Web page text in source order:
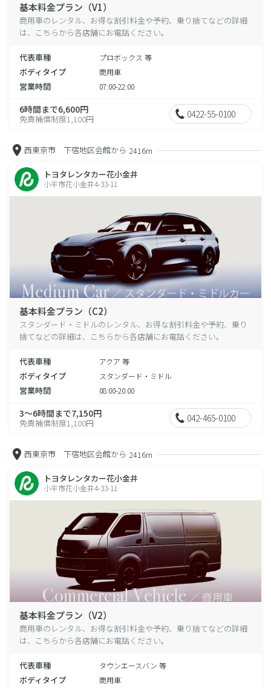
基本料金プラン（V1）
商用車のレンタル、お得な割引料金や予約、乗り捨てなどの詳細
は、こちらから各店舗にお電話ください。
代表車種 プロボックス 等
ボディタイプ 商用車
営業時間 07:00-22:00
6時間まで6,600円
免責補償制度1,100円 0422-55-0100
西東京市 下宿地区会館から 2416m
トヨタレンタカー花小金井
小平市花小金井4-33-11
基本料金プラン（C2）
スタンダード・ミドルのレンタル、お得な割引料金や予約、乗り
捨てなどの詳細は、こちらから各店舗にお電話ください。
代表車種 アクア 等
ボディタイプ スタンダード・ミドル
営業時間 08:00-20:00
3～6時間まで7,150円
免責補償制度1,100円 042-465-0100
西東京市 下宿地区会館から 2416m
トヨタレンタカー花小金井
小平市花小金井4-33-11
基本料金プラン（V2）
商用車のレンタル、お得な割引料金や予約、乗り捨てなどの詳細
は、こちらから各店舗にお電話ください。
代表車種 タウンエースバン 等
ボディタイプ 商用車